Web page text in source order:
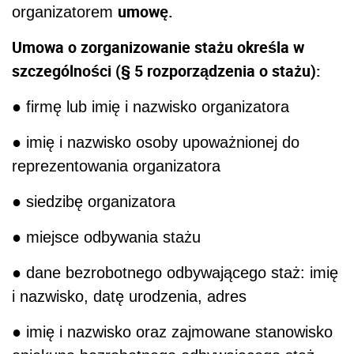
organizatorem umowę.
Umowa o zorganizowanie stażu określa w
szczególności (§ 5 rozporządzenia o stażu):
● firmę lub imię i nazwisko organizatora
● imię i nazwisko osoby upoważnionej do
reprezentowania organizatora
● siedzibę organizatora
● miejsce odbywania stażu
● dane bezrobotnego odbywającego staż: imię
i nazwisko, datę urodzenia, adres
● imię i nazwisko oraz zajmowane stanowisko